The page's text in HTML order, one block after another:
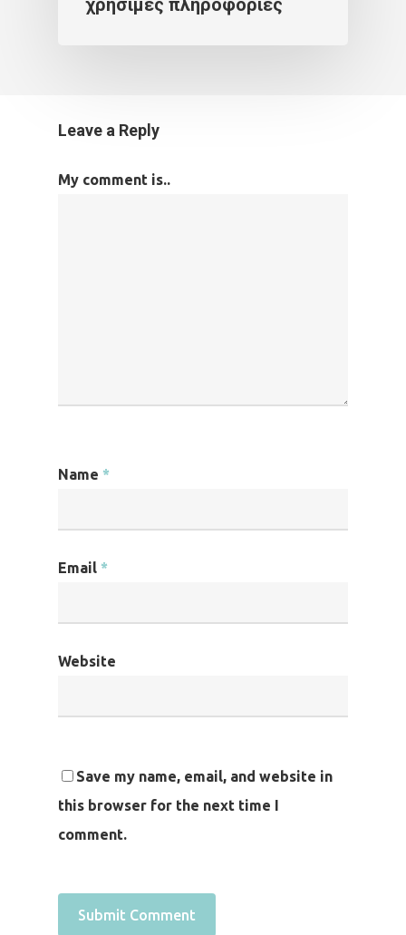
Leave a Reply
My comment is..
Name *
Email *
Website
Save my name, email, and website in
this browser for the next time I
comment.